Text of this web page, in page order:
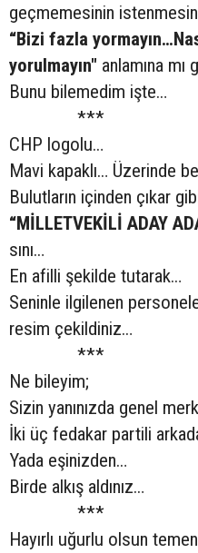
geçmemesinin
“Bizi fazla
yorulmayın" anlamına mı
Bunu bilemedim işte…
***
CHP logolu…
Mavi kapaklı… Üzerinde
Bulutların içinden çıkar
“MİLLETVEKİLİ ADAY
sını…
En afilli şekilde tutarak…
Seninle ilgilenen
resim çekildiniz…
***
Ne bileyim;
Sizin yanınızda genel
İki üç fedakar partili
Yada eşinizden…
Birde alkış aldınız…
***
Hayırlı uğurlu olsun